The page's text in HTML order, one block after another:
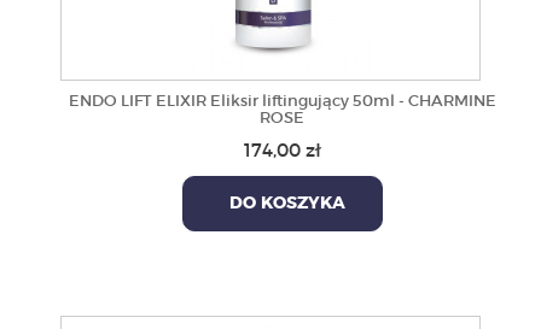
ENDO LIFT ELIXIR Eliksir liftingujący 50ml - CHARMINE
ROSE
174,00 zł
DO KOSZYKA